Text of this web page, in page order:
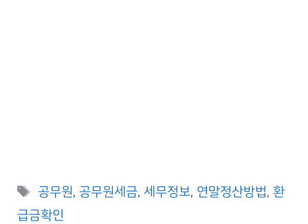
Tags
공무원,공무원세금,세무정보, 연말정산방법,환
급금확인